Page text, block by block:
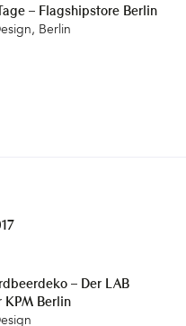
– Flagshipstore Berlin
, Berlin
– Der LAB
KPM Berlin